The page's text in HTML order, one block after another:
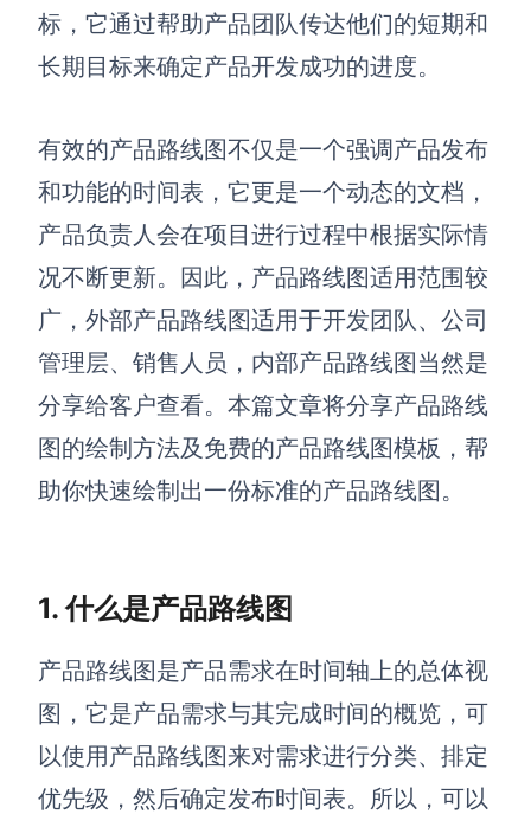
资源与下载
博思白板boardmix
下载
解决方案
素材整理
在线白板
涂鸦画板
敏捷实践
思维和灵感整理
ER图
标，它通过帮助产品团队传达他们的短期和
长期目标来确定产品开发成功的进度。
有效的产品路线图不仅是一个强调产品发布
和功能的时间表，它更是一个动态的文档，
产品负责人会在项目进行过程中根据实际情
况不断更新。因此，产品路线图适用范围较
广，外部产品路线图适用于开发团队、公司
管理层、销售人员，内部产品路线图当然是
分享给客户查看。本篇文章将分享产品路线
图的绘制方法及免费的产品路线图模板，帮
助你快速绘制出一份标准的产品路线图。
1. 什么是产品路线图
产品路线图是产品需求在时间轴上的总体视
图，它是产品需求与其完成时间的概览，可
以使用产品路线图来对需求进行分类、排定
优先级，然后确定发布时间表。所以，可以